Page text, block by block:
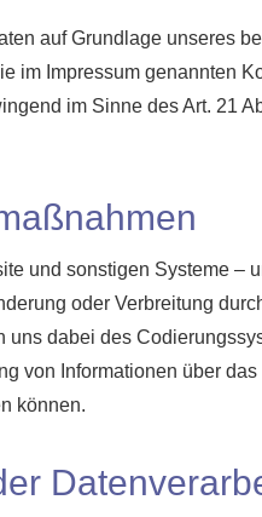
auf Grundlage unseres
im Impressum genannten
im Sinne des Art. 21
und sonstigen Systeme –
oder Verbreitung
uns dabei des
von Informationen über
können.